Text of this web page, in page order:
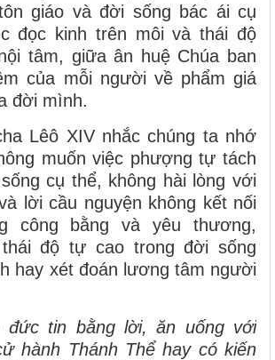
giáo và đời sống bác ái cụ
đọc kinh trên môi và thái độ
tâm, giữa ân huệ Chúa ban
của mỗi người về phẩm giá
đời mình.
Lêô XIV nhắc chúng ta nhớ
muốn việc phượng tự tách
cụ thể, không hài lòng với
lời cầu nguyện không kết nối
công bằng và yêu thương,
độ tự cao trong đời sống
hay xét đoán lương tâm người
đức tin bằng lời, ăn uống với
hành Thánh Thể hay có kiến